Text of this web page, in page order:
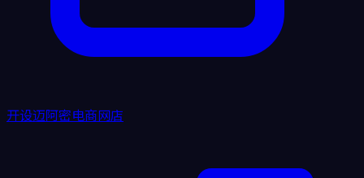
开设迈阿密电商网店